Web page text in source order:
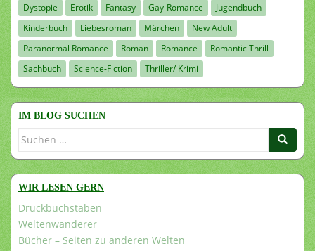
Dystopie Erotik Fantasy Gay-Romance
Jugendbuch
Kinderbuch
Liebesroman Märchen
New Adult
Paranormal Romance
Roman Romance
Romantic Thrill
Sachbuch
Science-Fiction Thriller/ Krimi
IM BLOG SUCHEN
Suchen
WIR LESEN GERN
Druckbuchstaben
Weltenwanderer
Bücher – Seiten zu anderen Welten